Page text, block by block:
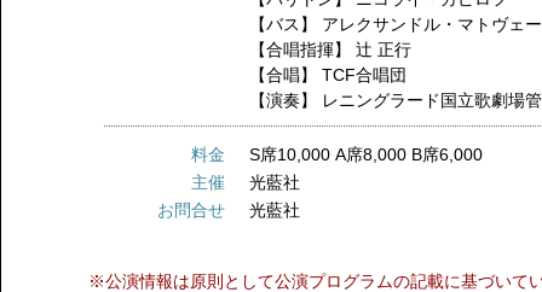
【バス】 アレクサンドル・マトヴェ
【合唱指揮】辻 正行
【合唱】TCF合唱団
【演奏】
レニングラード国立歌劇場
料金
S席10,000 A席8,000 B席6,000
主催
光藍社
お問合せ
光藍社
※公演情報は原則として公演プログラムの記載に基づいて